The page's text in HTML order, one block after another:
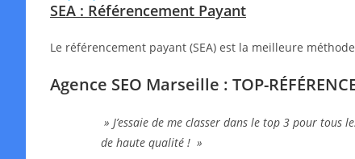
SEA : Référencement Payant
Le référencement payant (SEA) est la meilleure
Agence SEO Marseille : TOP-
» J’essaie de me classer dans le top 3 pour
de haute qualité ! »